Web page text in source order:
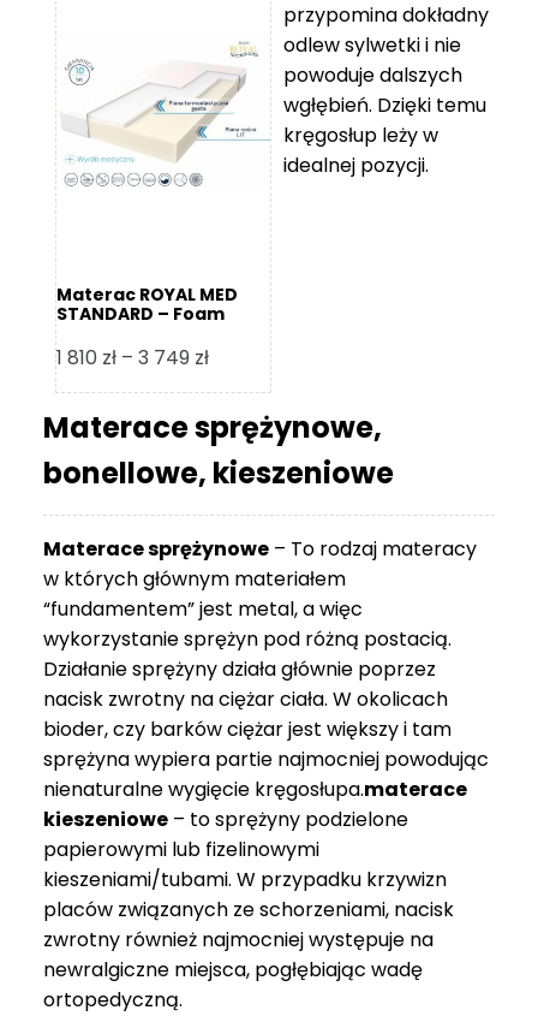
119 zł
do
11
670 zł
Materac ROYAL MED
STANDARD – Foam
1 810 zł – 3 749 złZakres
cen:
od
1
810 zł
749 zł
przypomina dokładny
odlew sylwetki i nie
powoduje dalszych
wgłębień. Dzięki temu
kręgosłup leży w
idealnej pozycji.
Materace sprężynowe,
bonellowe, kieszeniowe
Materace sprężynowe – To rodzaj materacy
w których głównym materiałem
“fundamentem” jest metal, a więc
wykorzystanie sprężyn pod różną postacią.
Działanie sprężyny działa głównie poprzez
nacisk zwrotny na ciężar ciała. W okolicach
bioder, czy barków ciężar jest większy i tam
sprężyna wypiera partie najmocniej powodując
nienaturalne wygięcie kręgosłupa.materace
kieszeniowe – to sprężyny podzielone
papierowymi lub fizelinowymi
kieszeniami/tubami. W przypadku krzywizn
placów związanych ze schorzeniami, nacisk
zwrotny również najmocniej występuje na
newralgiczne miejsca, pogłębiając wadę
ortopedyczną.